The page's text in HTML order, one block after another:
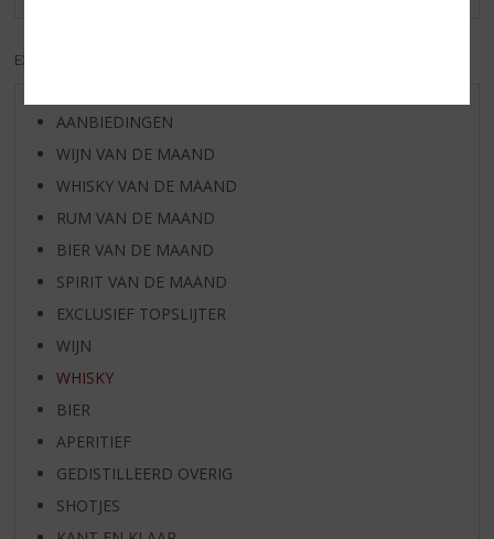
EXCL. BTW
AANBIEDINGEN
WIJN VAN DE MAAND
WHISKY VAN DE MAAND
RUM VAN DE MAAND
BIER VAN DE MAAND
SPIRIT VAN DE MAAND
EXCLUSIEF TOPSLIJTER
WIJN
WHISKY
BIER
APERITIEF
GEDISTILLEERD OVERIG
SHOTJES